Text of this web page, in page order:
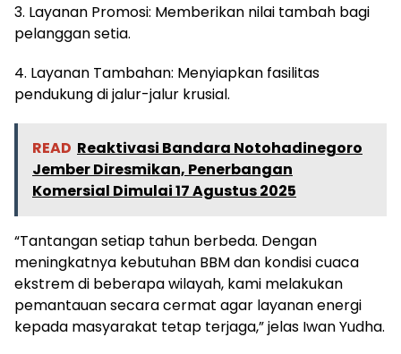
3. Layanan Promosi: Memberikan nilai tambah bagi
pelanggan setia.
4. Layanan Tambahan: Menyiapkan fasilitas
pendukung di jalur-jalur krusial.
READ Reaktivasi Bandara Notohadinegoro
Jember Diresmikan, Penerbangan
Komersial Dimulai 17 Agustus 2025
“Tantangan setiap tahun berbeda. Dengan
meningkatnya kebutuhan BBM dan kondisi cuaca
ekstrem di beberapa wilayah, kami melakukan
pemantauan secara cermat agar layanan energi
kepada masyarakat tetap terjaga,” jelas Iwan Yudha.